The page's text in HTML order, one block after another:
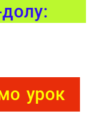
урок